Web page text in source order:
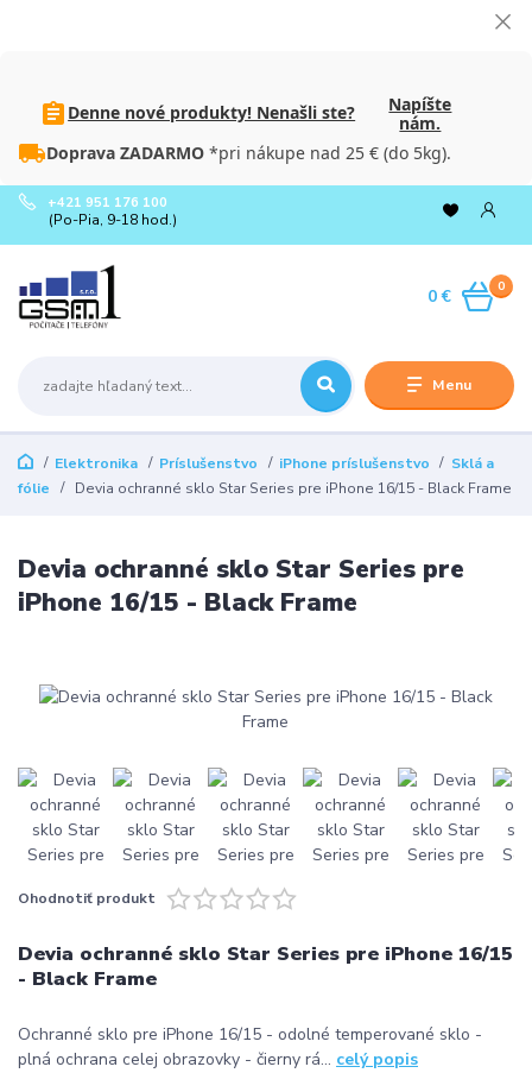
Denne nové produkty! Nenašli ste?
Napíšte
nám.
Doprava ZADARMO *pri nákupe nad 25 € (do 5kg).
Menu
+421 951 176 100
(Po-Pia, 9-18 hod.)
0
0 €
Elektronika Príslušenstvo iPhone príslušenstvo
Sklá a
fólie
Devia ochranné sklo Star Series pre iPhone 16/15 - Black Frame
Devia ochranné sklo Star Series pre
iPhone 16/15 - Black Frame
Ohodnotiť produkt
Devia ochranné sklo Star Series pre iPhone 16/15
- Black Frame
Ochranné sklo pre iPhone 16/15 - odolné temperované sklo -
plná ochrana celej obrazovky - čierny rá... celý popis